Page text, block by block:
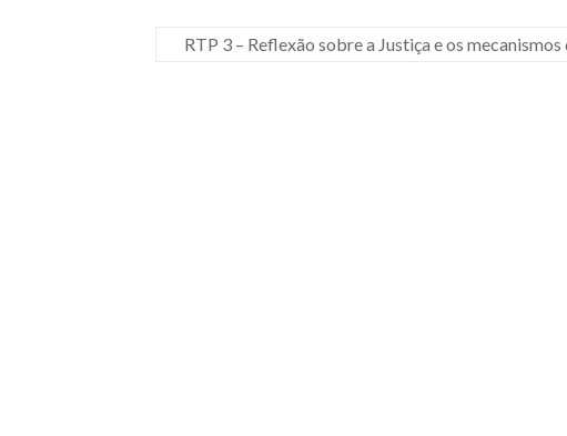
RTP 3 – Reflexão sobre a Justiça e os